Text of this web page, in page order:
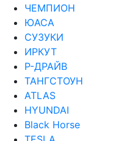
ЧЕМПИОН
ЮАСА
СУЗУКИ
ИРКУТ
Р-ДРАЙВ
ТАНГСТОУН
ATLAS
HYUNDAI
Black Horse